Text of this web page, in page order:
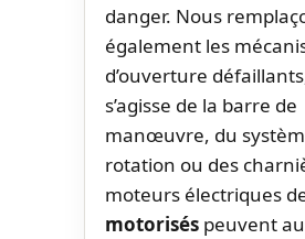
danger. Nous
également les
d’ouverture
s’agisse de la barre de
manœuvre, du
rotation ou des
moteurs électriques
motorisés peuvent